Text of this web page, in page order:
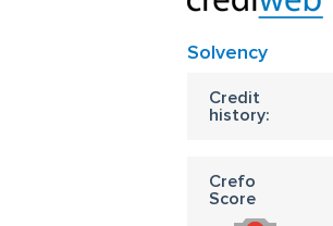
Solvency
Credit
history:
Crefo
Score